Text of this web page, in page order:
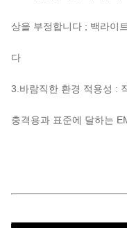
상을 부정합니다 ; 백라이
다
3.바람직한 환경 적용성 :
충격용과 표준에 달하는